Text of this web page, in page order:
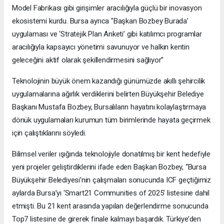
Model Fabrikası gibi girişimler aracılığıyla güçlü bir inovasyon
ekosistemi kurdu. Bursa ayrıca "Başkan Bozbey Burada’
uygulaması ve ‘Stratejik Plan Anketi’ gibi katılımcı programlar
aracılığıyla kapsayıcı yönetimi savunuyor ve halkın kentin
geleceğini aktif olarak şekillendirmesini sağlıyor”
Teknolojinin büyük önem kazandığı günümüzde akıllı şehircilik
uygulamalarına ağırlık verdiklerini belirten Büyükşehir Belediye
Başkanı Mustafa Bozbey, Bursalıların hayatını kolaylaştırmaya
dönük uygulamaları kurumun tüm birimlerinde hayata geçirmek
için çalıştıklarını söyledi.
Bilimsel veriler ışığında teknolojiyle donatılmış bir kent hedefiyle
yeni projeler geliştirdiklerini ifade eden Başkan Bozbey, “Bursa
Büyükşehir Belediyesi’nin çalışmaları sonucunda ICF geçtiğimiz
aylarda Bursa’yı ‘Smart21 Communities of 2025’ listesine dahil
etmişti. Bu 21 kent arasında yapılan değerlendirme sonucunda
Top7 listesine de girerek finale kalmayı başardık. Türkiye’den